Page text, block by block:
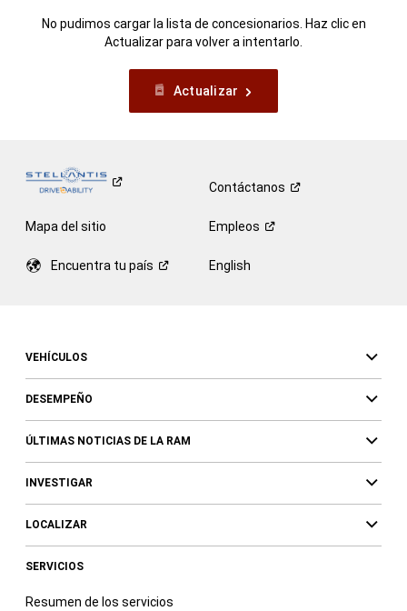
No pudimos cargar la lista de concesionarios. Haz clic en
Actualizar para volver a intentarlo.
Actualizar
Contáctanos
Mapa del sitio Empleos
Encuentra tu país English
VEHÍCULOS
DESEMPEÑO
ÚLTIMAS NOTICIAS DE LA RAM
INVESTIGAR
LOCALIZAR
SERVICIOS
Resumen de los servicios